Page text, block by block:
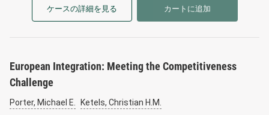
ケースの詳細を見る カートに追加
European Integration: Meeting the Competitiveness
Challenge
Porter, Michael E. Ketels, Christian H.M.